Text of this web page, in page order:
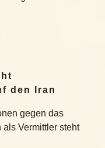
den Iran
gegen das
als Vermittler steht